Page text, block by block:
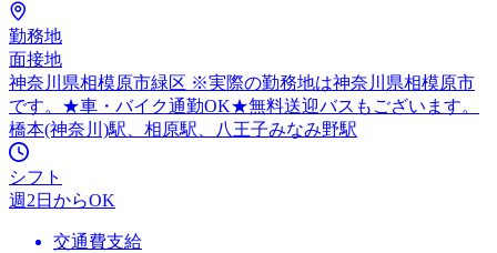
勤務地
面接地
神奈川県相模原市緑区 ※実際の勤務地は神奈川県相模原市
です。★車・バイク通勤OK★無料送迎バスもございます。
橋本(神奈川)駅、相原駅、八王子みなみ野駅
シフト
週2日からOK
交通費支給